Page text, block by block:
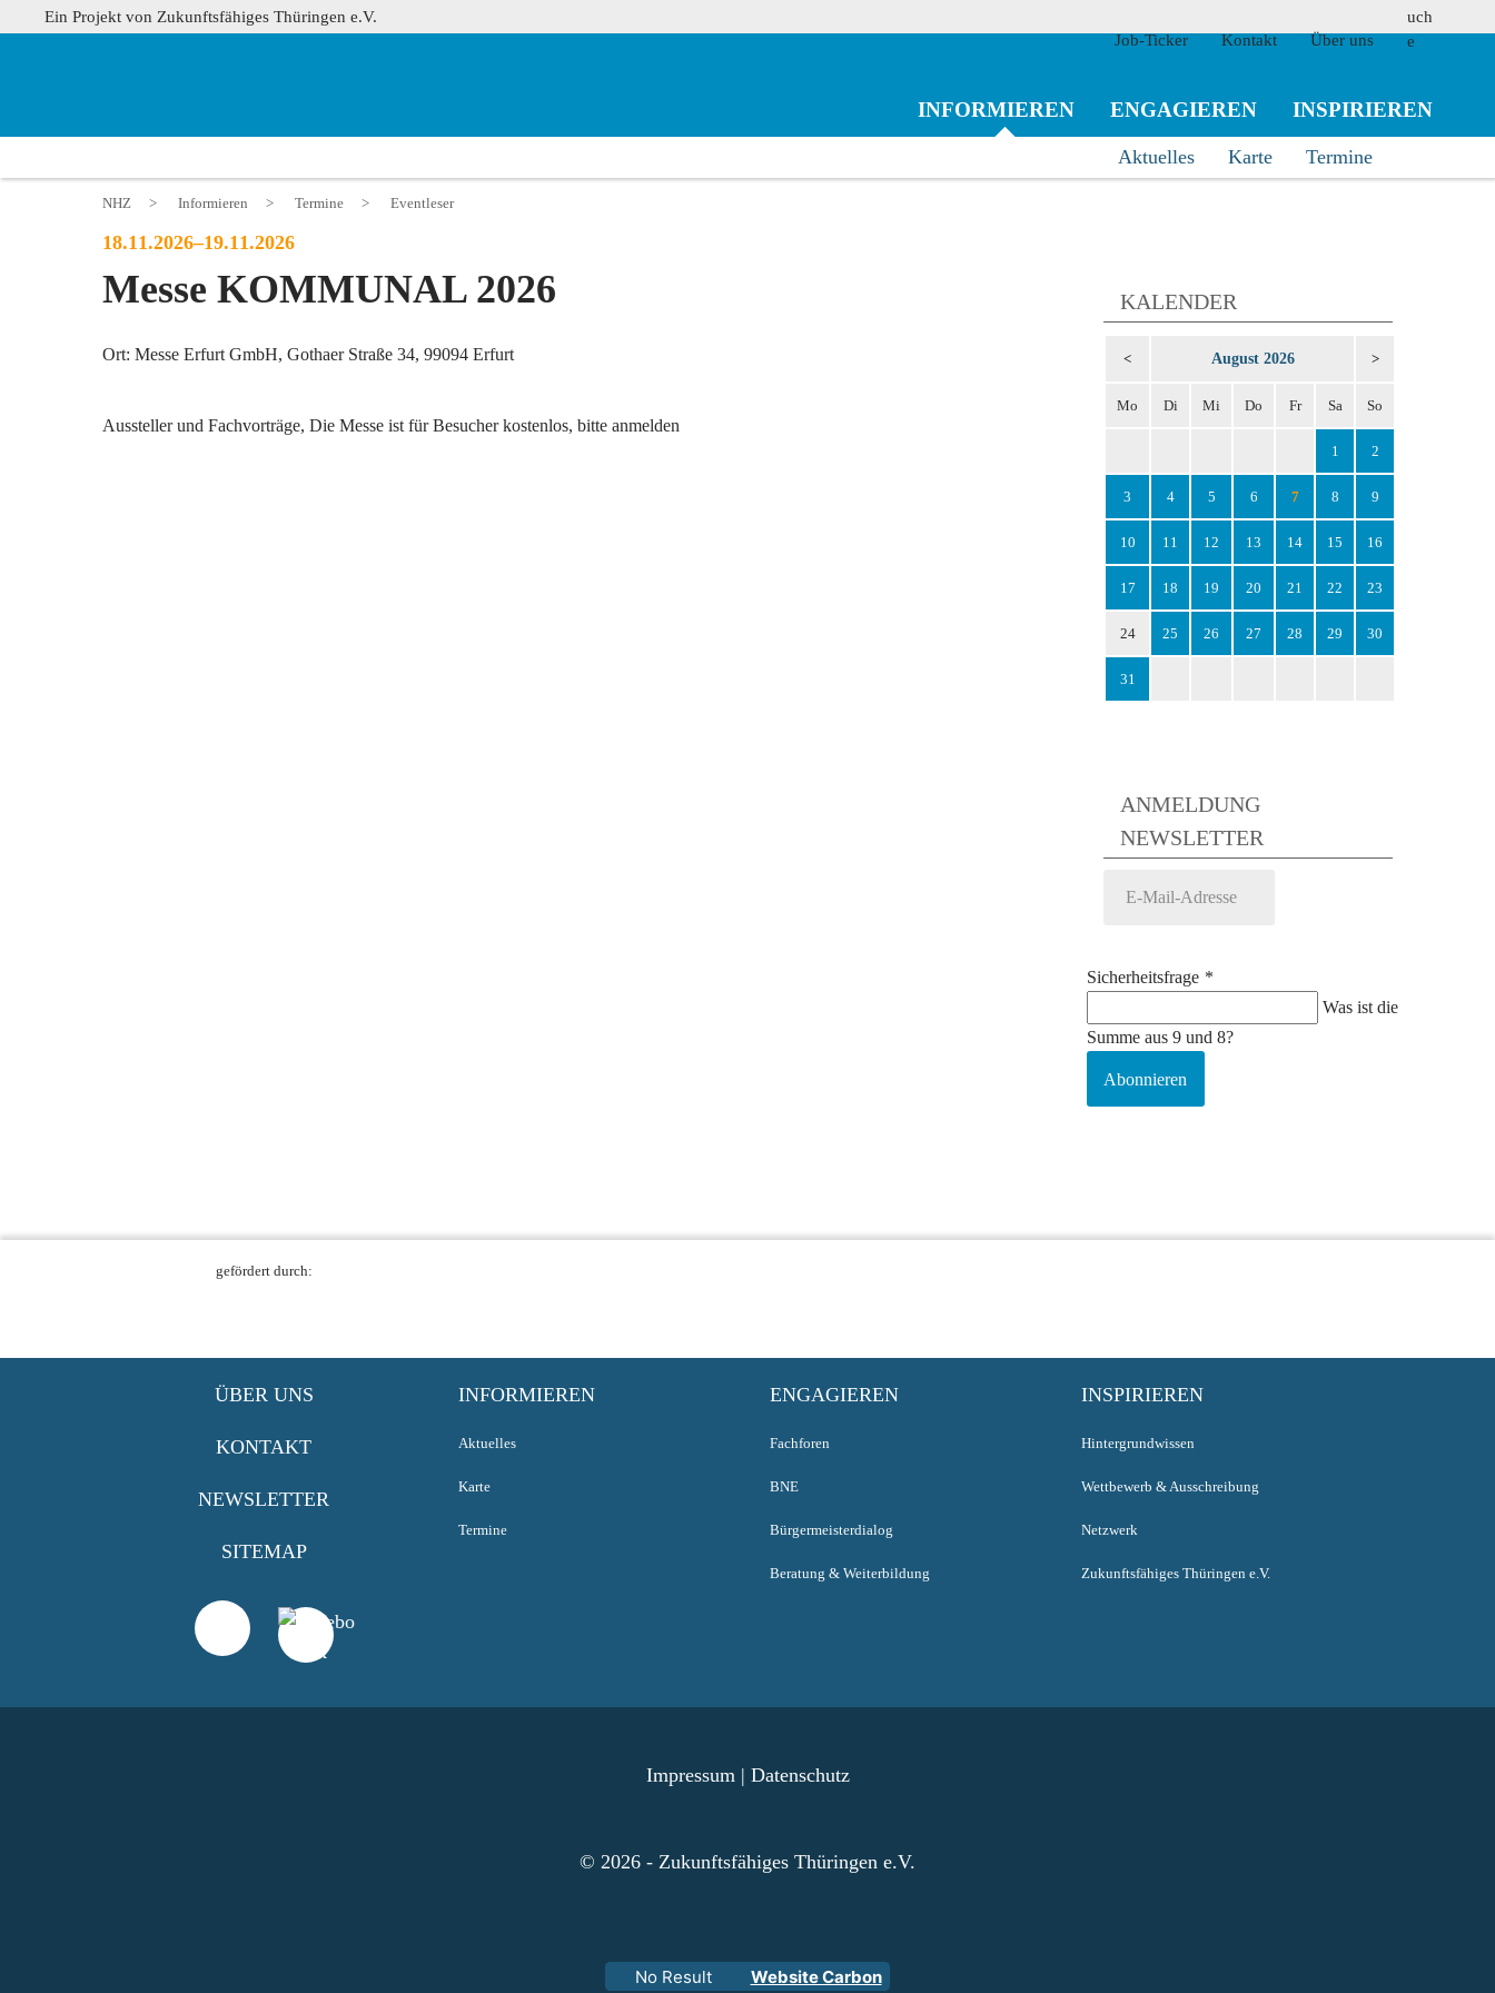
Ein Projekt von Zukunftsfähiges Thüringen e.V.
Job-Ticker
Kontakt Über uns
suchen
INFORMIEREN
Aktuelles Karte Termine
ENGAGIEREN INSPIRIEREN
NHZ > Informieren > Termine > Eventleser
18.11.2026–19.11.2026
Messe KOMMUNAL 2026
Ort: Messe Erfurt GmbH, Gothaer Straße 34, 99094 Erfurt
Aussteller und Fachvorträge, Die Messe ist für Besucher kostenlos, bitte anmelden
KALENDER
< August 2026 >
Mo Di Mi Do Fr Sa So
1 2
3 4 5 6 7 8 9
10 11 12 13 14 15 16
17 18 19 20 21 22 23
24 25 26 27 28 29 30
31
ANMELDUNG
NEWSLETTER
Sicherheitsfrage *
Was ist die
Summe aus 9 und 8?
Abonnieren
gefördert durch:
ÜBER UNS
KONTAKT
NEWSLETTER
SITEMAP
INFORMIEREN
Aktuelles
Karte
Termine
ENGAGIEREN
Fachforen
BNE
Bürgermeisterdialog
Beratung & Weiterbildung
INSPIRIEREN
Hintergrundwissen
Wettbewerb & Ausschreibung
Netzwerk
Zukunftsfähiges Thüringen e.V.
Impressum| Datenschutz
© 2026 - Zukunftsfähiges Thüringen e.V.
No Result Website Carbon